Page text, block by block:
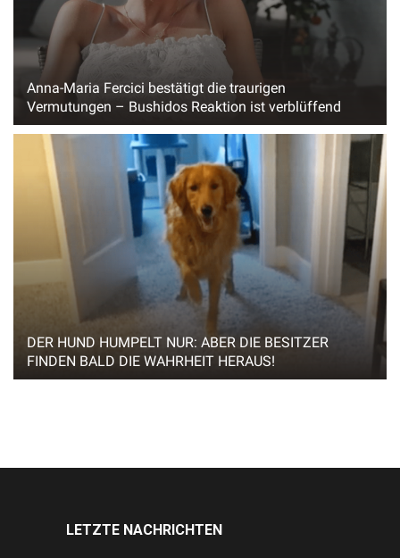
Anna-Maria Fercici bestätigt die traurigen
Vermutungen – Bushidos Reaktion ist verblüffend
DER HUND HUMPELT NUR: ABER DIE BESITZER
FINDEN BALD DIE WAHRHEIT HERAUS!
LETZTE NACHRICHTEN